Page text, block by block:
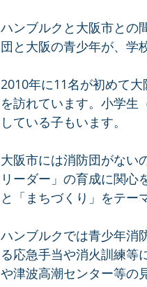
ハンブルクと大阪市との
団と大阪の青少年が、学
2010年に11名が初めて
を訪れています。小学生
している子もいます。
大阪市には消防団がない
リーダー」の育成に関心
と「まちづくり」をテー
ハンブルクでは青少年消
る応急手当や消火訓練等
や津波高潮センター等の